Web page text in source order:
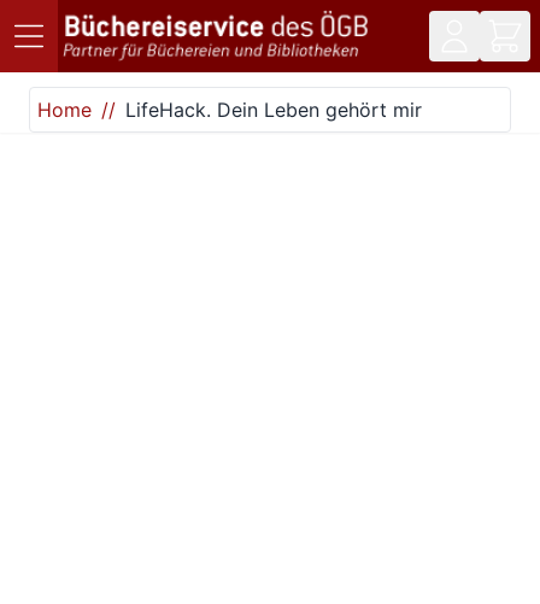
Direkt zum Inhalt
Home
LifeHack. Dein Leben gehört mir